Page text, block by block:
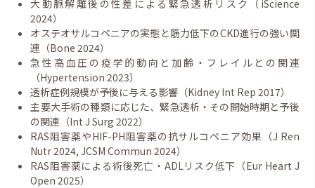
大動脈解離後の性差による緊急透析リスク（iScience
2024）
オステオサルコペニアの実態と筋力低下のCKD進行の強い関
連（Bone 2024）
急性高血圧の疫学的動向と加齢・フレイルとの関連
（Hypertension 2023）
透析症例規模が予後に与える影響（Kidney Int Rep 2017）
主要大手術の種類に応じた、緊急透析・その開始時期と予後
の関連（Int J Surg 2022）
RAS阻害薬やHIF-PH阻害薬の抗サルコペニア効果（J Ren
Nutr 2024, JCSM Commun 2024）
RAS阻害薬による術後死亡・ADLリスク低下（Eur Heart J
Open 2025）